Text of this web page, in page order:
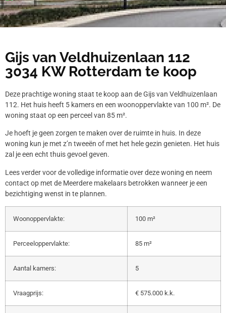
Gijs van Veldhuizenlaan 112
3034 KW Rotterdam te koop
Deze prachtige woning staat te koop aan de Gijs van Veldhuizenlaan
112. Het huis heeft 5 kamers en een woonoppervlakte van 100 m². De
woning staat op een perceel van 85 m².
Je hoeft je geen zorgen te maken over de ruimte in huis. In deze
woning kun je met z’n tweeën of met het hele gezin genieten. Het huis
zal je een echt thuis gevoel geven.
Lees verder voor de volledige informatie over deze woning en neem
contact op met de Meerdere makelaars betrokken wanneer je een
bezichtiging wenst in te plannen.
Woonoppervlakte: 100 m²
Perceeloppervlakte: 85 m²
Aantal kamers: 5
Vraagprijs: € 575.000 k.k.